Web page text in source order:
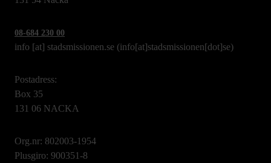
08-684 230 00
info [at] stadsmissionen.se (info[at]stadsmissionen[dot]se)
Postadress:
Box 35
131 06 NACKA
Org.nr: 802003-1954
Plusgiro: 900351-8